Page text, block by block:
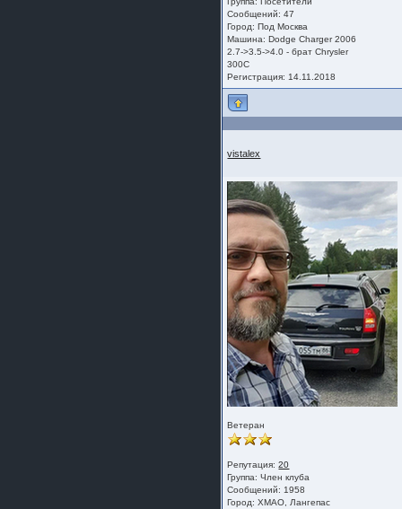
Сообщений: 47
Город: Под Москва
Машина: Dodge Charger 2006
2.7->3.5->4.0 - брат Chrysler
300C
Регистрация: 14.11.2018
vistalex
Ветеран
Репутация:20
Группа:Член клуба
Сообщений: 1958
Город: ХМАО, Лангепас